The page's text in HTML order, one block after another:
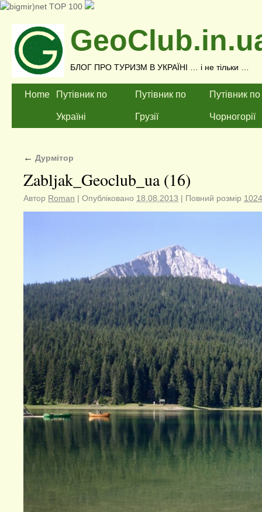
БЛОГ ПРО ТУРИЗМ В УКРАЇНІ … і не тільки …
Home Путівник по
Україні
Путівник по
Грузії
Путівник по
Чорногорії
← Дурмітор
Zabljak_Geoclub_ua (16)
Автор Roman | Опубліковано 18.08.2013 | Повний розмір